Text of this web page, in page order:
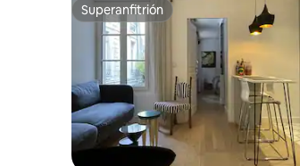
Superanfitrión
Superanfitrión